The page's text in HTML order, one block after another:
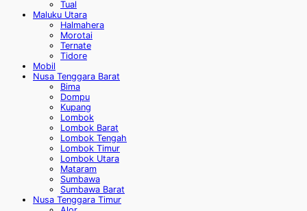
Tual
Maluku Utara
Halmahera
Morotai
Ternate
Tidore
Mobil
Nusa Tenggara Barat
Bima
Dompu
Kupang
Lombok
Lombok Barat
Lombok Tengah
Lombok Timur
Lombok Utara
Mataram
Sumbawa
Sumbawa Barat
Nusa Tenggara Timur